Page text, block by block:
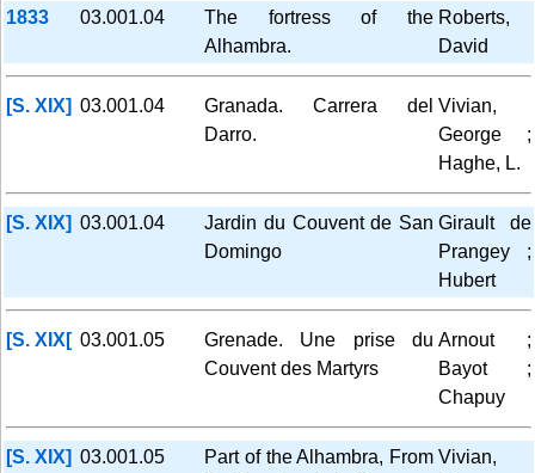
1833 03.001.04
The fortress of the
Alhambra.
Roberts,
David
[S. XIX] 03.001.04
Granada. Carrera del
Darro.
Vivian,
George ;
Haghe, L.
[S. XIX] 03.001.04
Jardin du Couvent de San
Domingo
Girault de
Prangey ;
Hubert
[S. XIX[ 03.001.05
Grenade. Une prise du
Couvent des Martyrs
Arnout ;
Bayot ;
Chapuy
[S. XIX] 03.001.05
Part of the Alhambra, From Vivian,